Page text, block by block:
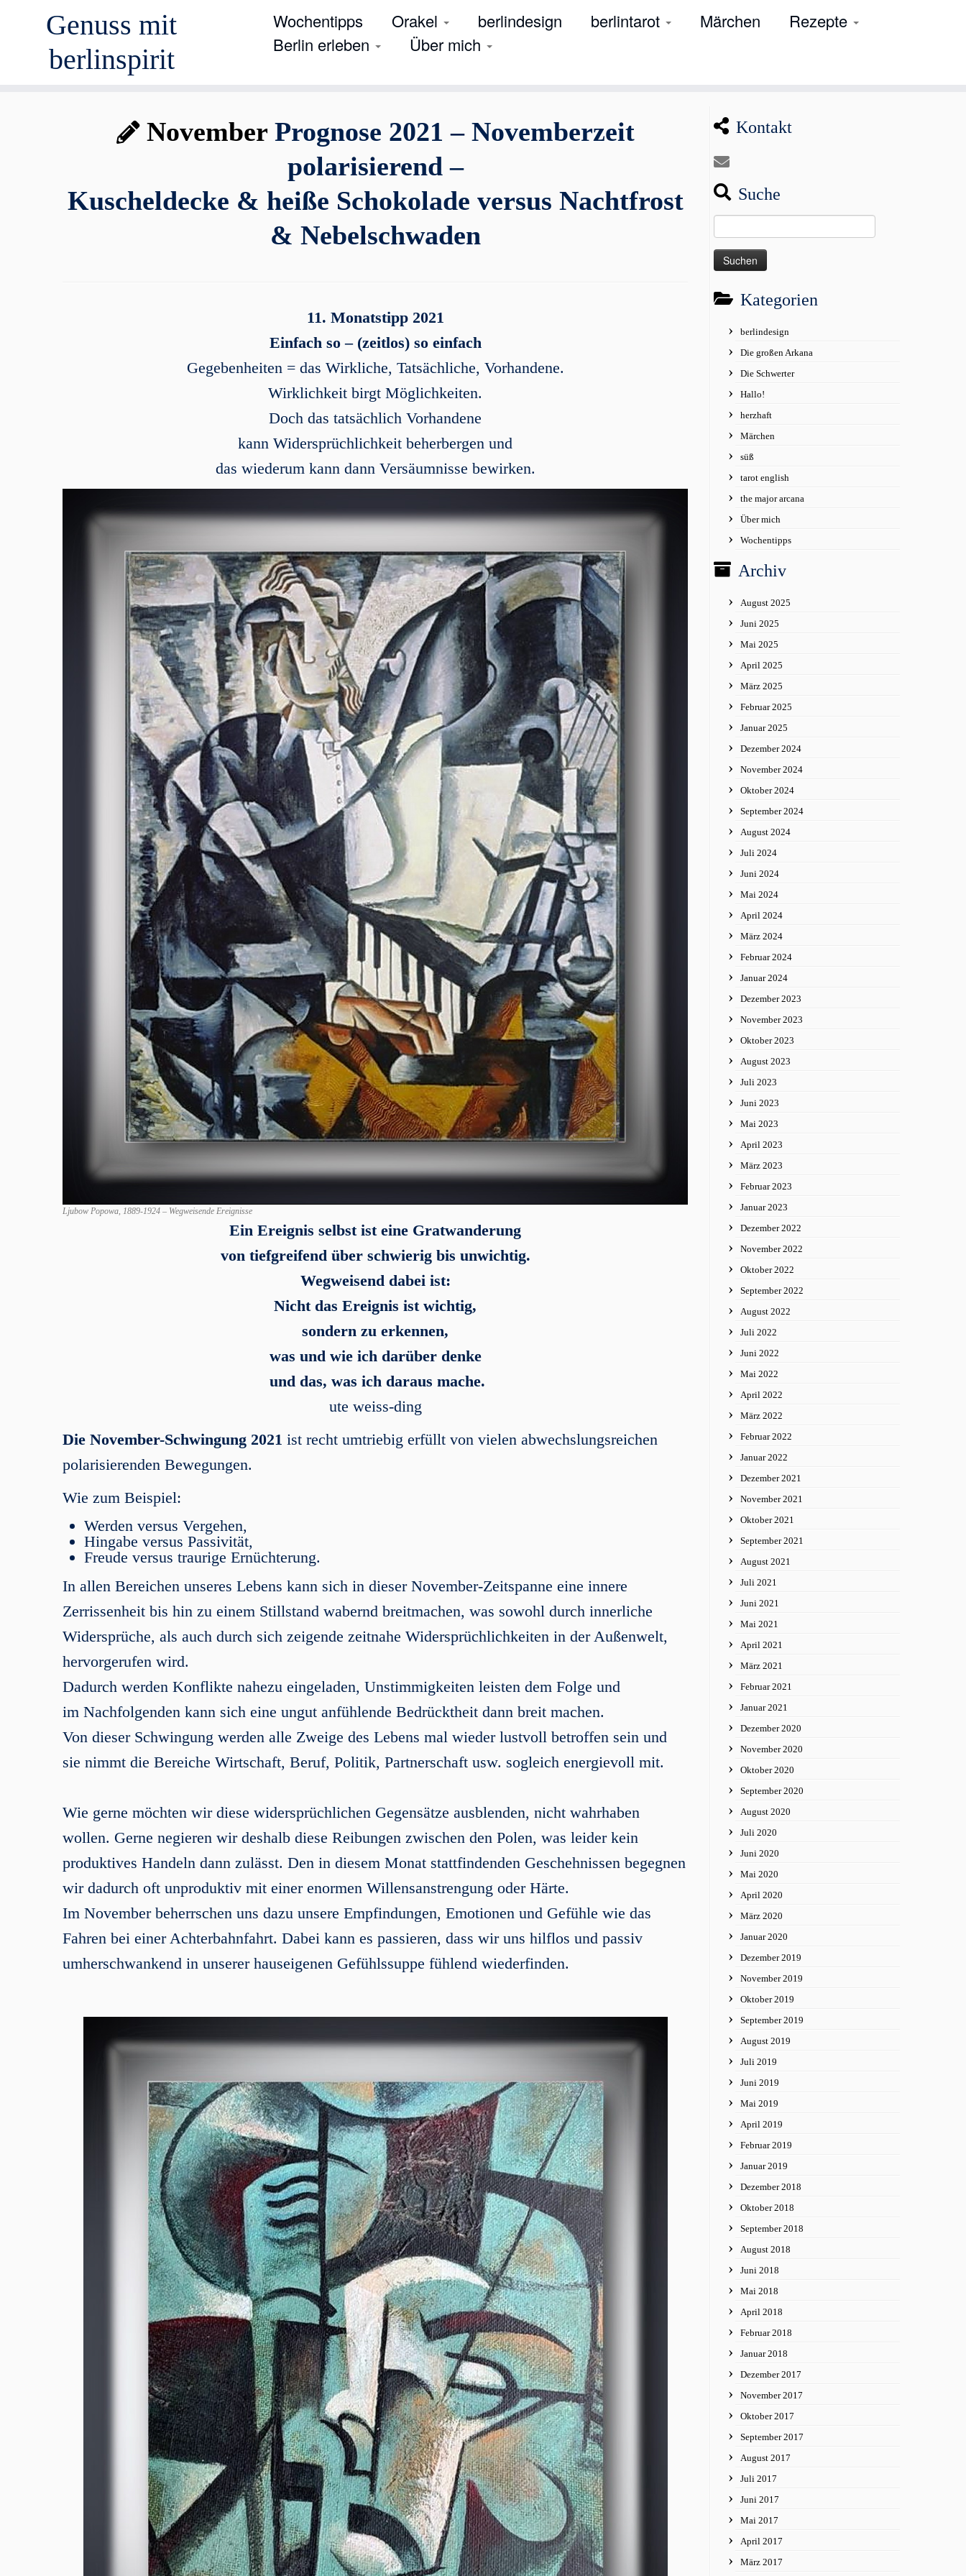
Genuss mit
berlinspirit
Wochentipps Orakel berlindesign berlintarot Märchen
Rezepte
Berlin erleben
Über mich
NovemberPrognose 2021 – Novemberzeit
polarisierend –
Kuscheldecke & heiße Schokolade versus Nachtfrost
& Nebelschwaden
11. Monatstipp 2021
Einfach so – (zeitlos) so einfach
Gegebenheiten = das Wirkliche, Tatsächliche, Vorhandene.
Wirklichkeit birgt Möglichkeiten.
Doch das tatsächlich Vorhandene
kann Widersprüchlichkeit beherbergen und
das wiederum kann dann Versäumnisse bewirken.
Ljubow Popowa, 1889-1924 – Wegweisende Ereignisse
Ein Ereignis selbst ist eine Gratwanderung
von tiefgreifend über schwierig bis unwichtig.
Wegweisend dabei ist:
Nicht das Ereignis ist wichtig,
sondern zu erkennen,
was und wie ich darüber denke
und das, was ich daraus mache.
ute weiss-ding
Die November-Schwingung 2021 ist recht umtriebig erfüllt von vielen abwechslungsreichen
polarisierenden Bewegungen.
Wie zum Beispiel:
Werden versus Vergehen,
Hingabe versus Passivität,
Freude versus traurige Ernüchterung.
In allen Bereichen unseres Lebens kann sich in dieser November-Zeitspanne eine innere
Zerrissenheit bis hin zu einem Stillstand wabernd breitmachen, was sowohl durch innerliche
Widersprüche, als auch durch sich zeigende zeitnahe Widersprüchlichkeiten in der Außenwelt,
hervorgerufen wird.
Dadurch werden Konflikte nahezu eingeladen, Unstimmigkeiten leisten dem Folge und
im Nachfolgenden kann sich eine ungut anfühlende Bedrücktheit dann breit machen.
Von dieser Schwingung werden alle Zweige des Lebens mal wieder lustvoll betroffen sein und
sie nimmt die Bereiche Wirtschaft, Beruf, Politik, Partnerschaft usw. sogleich energievoll mit.
Wie gerne möchten wir diese widersprüchlichen Gegensätze ausblenden, nicht wahrhaben
wollen. Gerne negieren wir deshalb diese Reibungen zwischen den Polen, was leider kein
produktives Handeln dann zulässt. Den in diesem Monat stattfindenden Geschehnissen begegnen
wir dadurch oft unproduktiv mit einer enormen Willensanstrengung oder Härte.
Im November beherrschen uns dazu unsere Empfindungen, Emotionen und Gefühle wie das
Fahren bei einer Achterbahnfahrt. Dabei kann es passieren, dass wir uns hilflos und passiv
umherschwankend in unserer hauseigenen Gefühlssuppe fühlend wiederfinden.
Kontakt
Suche
nach:
Kategorien
berlindesign
Die großen Arkana
Die Schwerter
Hallo!
herzhaft
Märchen
süß
tarot english
the major arcana
Über mich
Wochentipps
Archiv
August 2025
Juni 2025
Mai 2025
April 2025
März 2025
Februar 2025
Januar 2025
Dezember 2024
November 2024
Oktober 2024
September 2024
August 2024
Juli 2024
Juni 2024
Mai 2024
April 2024
März 2024
Februar 2024
Januar 2024
Dezember 2023
November 2023
Oktober 2023
August 2023
Juli 2023
Juni 2023
Mai 2023
April 2023
März 2023
Februar 2023
Januar 2023
Dezember 2022
November 2022
Oktober 2022
September 2022
August 2022
Juli 2022
Juni 2022
Mai 2022
April 2022
März 2022
Februar 2022
Januar 2022
Dezember 2021
November 2021
Oktober 2021
September 2021
August 2021
Juli 2021
Juni 2021
Mai 2021
April 2021
März 2021
Februar 2021
Januar 2021
Dezember 2020
November 2020
Oktober 2020
September 2020
August 2020
Juli 2020
Juni 2020
Mai 2020
April 2020
März 2020
Januar 2020
Dezember 2019
November 2019
Oktober 2019
September 2019
August 2019
Juli 2019
Juni 2019
Mai 2019
April 2019
Februar 2019
Januar 2019
Dezember 2018
Oktober 2018
September 2018
August 2018
Juni 2018
Mai 2018
April 2018
Februar 2018
Januar 2018
Dezember 2017
November 2017
Oktober 2017
September 2017
August 2017
Juli 2017
Juni 2017
Mai 2017
April 2017
März 2017